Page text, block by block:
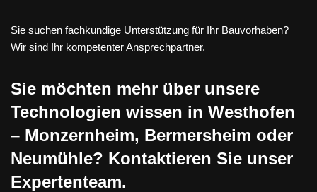
Sie suchen fachkundige Unterstützung für Ihr Bauvorhaben?
Wir sind Ihr kompetenter Ansprechpartner.
Sie möchten mehr über unsere
Technologien wissen in Westhofen
– Monzernheim, Bermersheim oder
Neumühle? Kontaktieren Sie unser
Expertenteam.